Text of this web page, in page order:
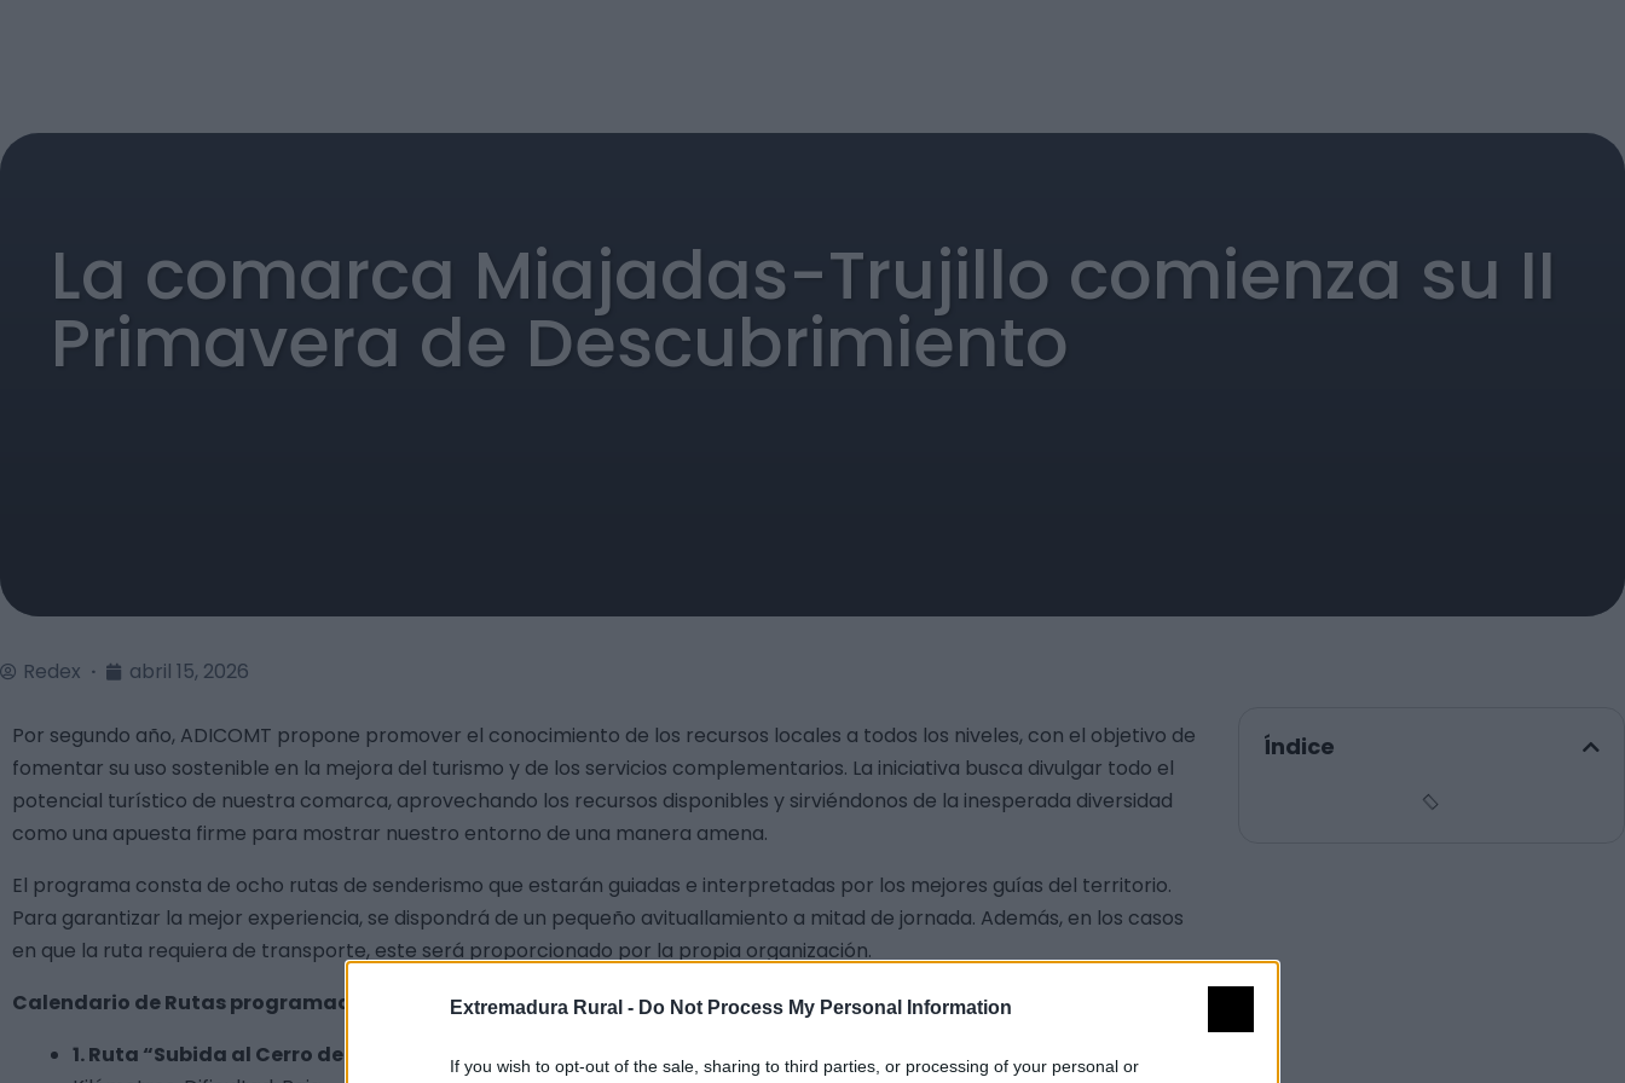
Extremadura Rural - Do Not Process My Personal Information
If you wish to opt-out of the sale, sharing to third parties, or processing of your personal or
La comarca Miajadas-Trujillo comienza su II
Primavera de Descubrimiento
Redex abril 15, 2026
Por segundo año, ADICOMT propone promover el conocimiento de los recursos locales a todos los niveles, con el objetivo de
fomentar su uso sostenible en la mejora del turismo y de los servicios complementarios. La iniciativa busca divulgar todo el
potencial turístico de nuestra comarca, aprovechando los recursos disponibles y sirviéndonos de la inesperada diversidad
como una apuesta firme para mostrar nuestro entorno de una manera amena.
El programa consta de ocho rutas de senderismo que estarán guiadas e interpretadas por los mejores guías del territorio.
Para garantizar la mejor experiencia, se dispondrá de un pequeño avituallamiento a mitad de jornada. Además, en los casos
en que la ruta requiera de transporte, este será proporcionado por la propia organización.
Calendario de Rutas programadas:
1. Ruta “Subida al Cerro de San Gregorio” (Santa Cruz de la Sierra):
Sábado 18 de abril de 2026. Distancia: 6
Índice